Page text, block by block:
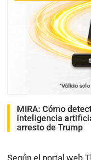
MIRA: Cómo
inteligencia
arresto de Trump
Según el portal web